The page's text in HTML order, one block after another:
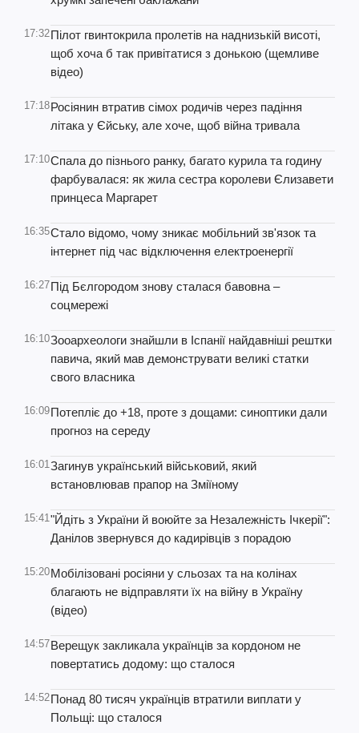
17:32Пілот гвинтокрила пролетів на наднизькій висоті,
щоб хоча б так привітатися з донькою (щемливе
відео)
17:18Росіянин втратив сімох родичів через падіння
літака у Єйську, але хоче, щоб війна тривала
17:10Спала до пізнього ранку, багато курила та годину
фарбувалася: як жила сестра королеви Єлизавети
принцеса Маргарет
16:35Стало відомо, чому зникає мобільний зв'язок та
інтернет під час відключення електроенергії
16:27Під Бєлгородом знову сталася бавовна –
соцмережі
16:10Зооархеологи знайшли в Іспанії найдавніші рештки
павича, який мав демонструвати великі статки
свого власника
16:09Потепліє до +18, проте з дощами: синоптики дали
прогноз на середу
16:01Загинув український військовий, який
встановлював прапор на Зміїному
15:41"Йдіть з України й воюйте за Незалежність Ічкерії":
Данілов звернувся до кадирівців з порадою
15:20Мобілізовані росіяни у сльозах та на колінах
благають не відправляти їх на війну в Україну
(відео)
14:57Верещук закликала українців за кордоном не
повертатись додому: що сталося
14:52Понад 80 тисяч українців втратили виплати у
Польщі: що сталося